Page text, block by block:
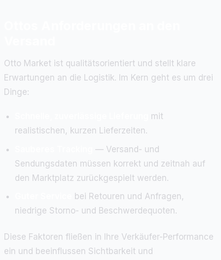
Otto Market ist qualitätsorientiert und stellt klare
Erwartungen an die Logistik. Im Kern geht es um drei
Dinge:
mit
realistischen, kurzen Lieferzeiten.
— Versand- und
Sendungsdaten müssen korrekt und zeitnah auf
den Marktplatz zurückgespielt werden.
bei Retouren und Anfragen,
niedrige Storno- und Beschwerdequoten.
Diese Faktoren fließen in Ihre Verkäufer-Performance
ein und beeinflussen Sichtbarkeit und